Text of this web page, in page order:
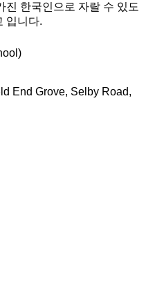
진 한국인으로 자랄 수 있도
입니다.
End Grove, Selby Road,